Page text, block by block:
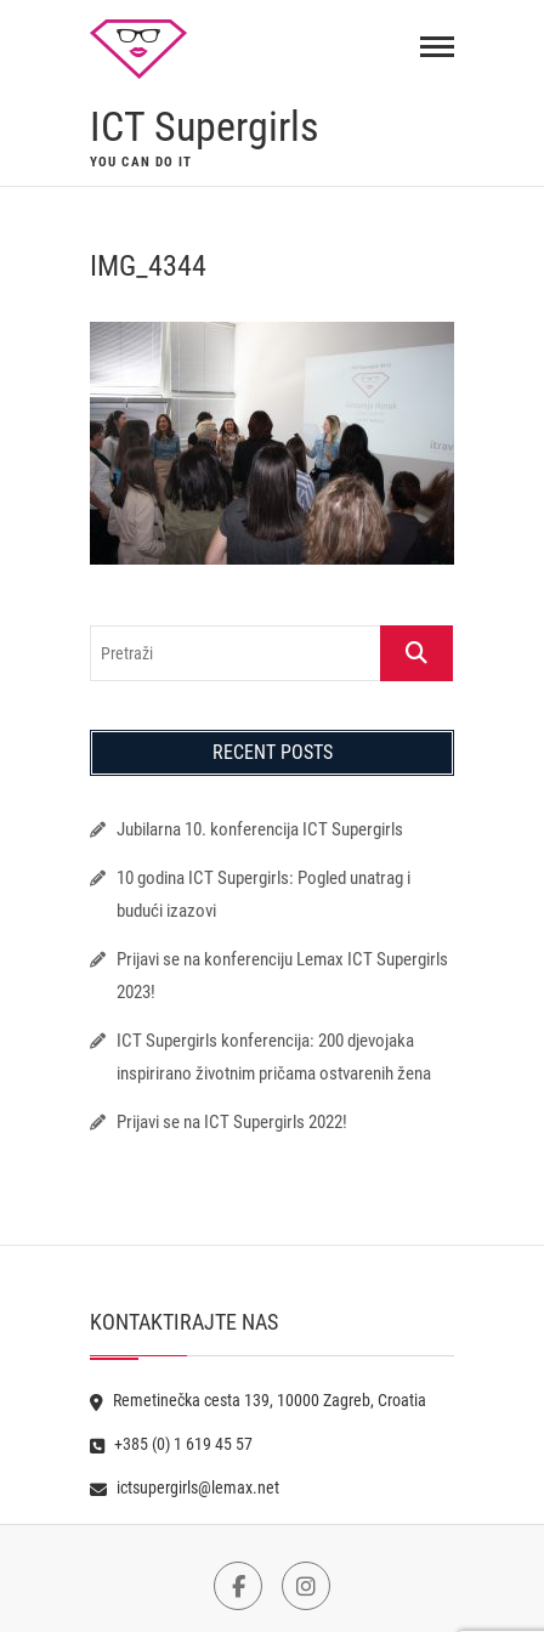
ICT Supergirls
YOU CAN DO IT
IMG_4344
Pretraži
RECENT POSTS
Jubilarna 10. konferencija ICT Supergirls
10 godina ICT Supergirls: Pogled unatrag i
budući izazovi
Prijavi se na konferenciju Lemax ICT Supergirls
2023!
ICT Supergirls konferencija: 200 djevojaka
inspirirano životnim pričama ostvarenih žena
Prijavi se na ICT Supergirls 2022!
KONTAKTIRAJTE NAS
Remetinečka cesta 139, 10000 Zagreb, Croatia
+385 (0) 1 619 45 57
ictsupergirls@lemax.net
FacebookInstagram